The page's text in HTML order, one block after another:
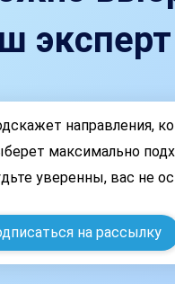
направления,
максимально
уверенны, вас не
на рассылку